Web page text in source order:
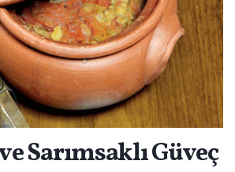
Sarımsaklı Güveç